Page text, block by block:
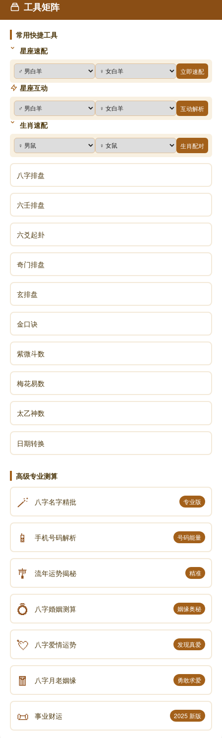
工具矩阵
常用快捷工具
星座速配
立即速配
星座互动
互动解析
生肖速配
生肖配对
八字排盘
六壬排盘
六爻起卦
奇门排盘
玄排盘
金口诀
紫微斗数
梅花易数
太乙神数
日期转换
高级专业测算
🪄 八字名字精批 专业版
📱 手机号码解析 号码能量
🎐 流年运势揭秘 精准
💍 八字婚姻测算 姻缘奥秘
💘 八字爱情运势 发现真爱
🧧 八字月老姻缘 勇敢求爱
📜 事业财运 2025 新版